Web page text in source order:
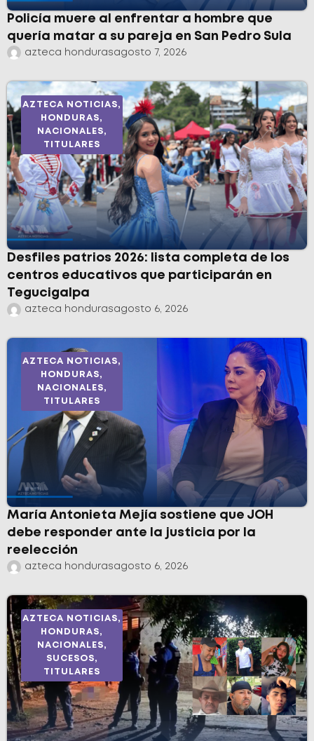
Policía muere al enfrentar a hombre que
quería matar a su pareja en San Pedro Sula
azteca hondurasagosto 7, 2026
AZTECA NOTICIAS,
HONDURAS,
NACIONALES,
TITULARES
Desfiles patrios 2026: lista completa de los
centros educativos que participarán en
Tegucigalpa
azteca hondurasagosto 6, 2026
AZTECA NOTICIAS,
HONDURAS,
NACIONALES,
TITULARES
María Antonieta Mejía sostiene que JOH
debe responder ante la justicia por la
reelección
azteca hondurasagosto 6, 2026
AZTECA NOTICIAS,
HONDURAS,
NACIONALES,
SUCESOS,
TITULARES